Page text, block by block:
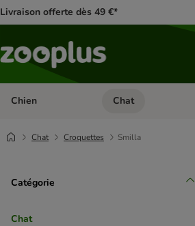
Livraison offerte dès 49 €*
Chien Dérouler les
Chat
Chat Croquettes Smilla
Catégorie
Chat